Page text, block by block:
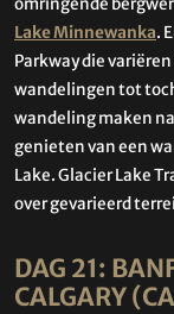
Lake Minnewanka.
Parkway die
wandelingen tot
wandeling maken
genieten van een
Lake. Glacier Lake
over gevarieerd
DAG 21:
CALGARY